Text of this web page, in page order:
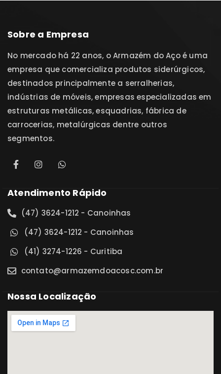
Sobre a Empresa
No mercado há 22 anos, o Armazém do Aço é uma
empresa que comercializa produtos siderúrgicos,
destinados principalmente a serralherias,
indústrias de móveis, empresas especializadas em
estruturas metálicas, esquadrias, fábrica de
carrocerias, metalúrgicas dentre outros
segmentos.
Atendimento Rápido
(47) 3624-1212 - Canoinhas
(47) 3624-1212 - Canoinhas
(41) 3274-1226 - Curitiba
contato@armazemdoacosc.com.br
Nossa Localização